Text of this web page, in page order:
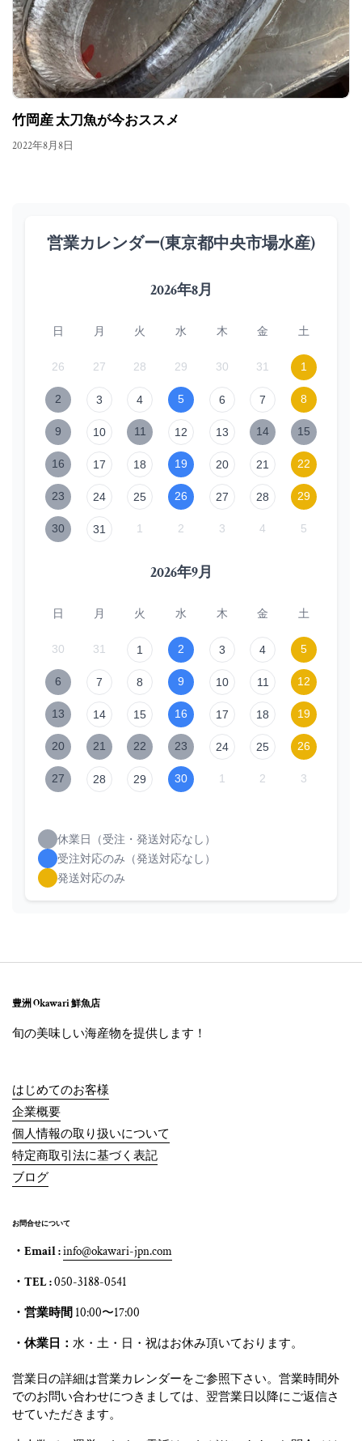
竹岡産 太刀魚が今おススメ
2022年8月8日
営業カレンダー(東京都中央市場水産)
2026年8月
日 月 火 水 木 金 土
26 27 28 29 30 31 1
2 3 4 5 6 7 8
9 10 11 12 13 14 15
16 17 18 19 20 21 22
23 24 25 26 27 28 29
30 31 1 2 3 4 5
2026年9月
日 月 火 水 木 金 土
30 31 1 2 3 4 5
6 7 8 9 10 11 12
13 14 15 16 17 18 19
20 21 22 23 24 25 26
27 28 29 30 1 2 3
休業日（受注・発送対応なし）
受注対応のみ（発送対応なし）
発送対応のみ
豊洲 Okawari 鮮魚店
旬の美味しい海産物を提供します！
はじめてのお客様
企業概要
個人情報の取り扱いについて
特定商取引法に基づく表記
ブログ
お問合せについて
・Email :info@okawari-jpn.com
・TEL :050-3188-0541
・営業時間 10:00〜17:00
・休業日： 水・土・日・祝はお休み頂いております。
営業日の詳細は営業カレンダーをご参照下さい。営業時間外
でのお問い合わせにつきましては、翌営業日以降にご返信さ
せていただきます。